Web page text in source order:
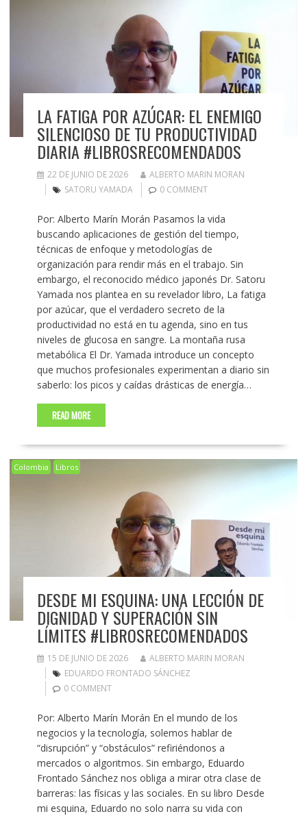
LA FATIGA POR AZÚCAR: EL ENEMIGO
SILENCIOSO DE TU PRODUCTIVIDAD
DIARIA #LIBROSRECOMENDADOS
22 DE JUNIO DE 2026
ALBERTO MARIN MORAN
SATORU YAMADA
0 COMMENT
Por: Alberto Marín Morán Pasamos la vida
buscando aplicaciones de gestión del tiempo,
técnicas de enfoque y metodologías de
organización para rendir más en el trabajo. Sin
embargo, el reconocido médico japonés Dr. Satoru
Yamada nos plantea en su revelador libro, La fatiga
por azúcar, que el verdadero secreto de la
productividad no está en tu agenda, sino en tus
niveles de glucosa en sangre. La montaña rusa
metabólica El Dr. Yamada introduce un concepto
que muchos profesionales experimentan a diario sin
saberlo: los picos y caídas drásticas de energía…
READ MORE
Colombia Libros
DESDE MI ESQUINA: UNA LECCIÓN DE
DIGNIDAD Y SUPERACIÓN SIN
LÍMITES #LIBROSRECOMENDADOS
15 DE JUNIO DE 2026
ALBERTO MARIN MORAN
EDUARDO FRONTADO SÁNCHEZ
0 COMMENT
Por: Alberto Marín Morán En el mundo de los
negocios y la tecnología, solemos hablar de
“disrupción” y “obstáculos” refiriéndonos a
mercados o algoritmos. Sin embargo, Eduardo
Frontado Sánchez nos obliga a mirar otra clase de
barreras: las físicas y las sociales. En su libro Desde
mi esquina, Eduardo no solo narra su vida con